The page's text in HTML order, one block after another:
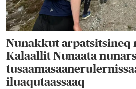
Nunakkut arpatsitsineq
Kalaallit Nunaata
iluaqutaassaaq